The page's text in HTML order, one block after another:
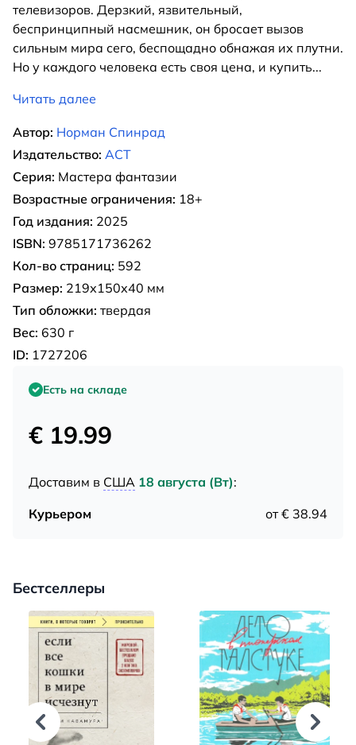
телевизоров. Дерзкий, язвительный,
беспринципный насмешник, он бросает вызов
сильным мира сего, беспощадно обнажая их плутни.
Но у каждого человека есть своя цена, и купить...
Читать далее
Автор: Норман Спинрад
Издательство: АСТ
Серия: Мастера фантазии
Возрастные ограничения: 18+
Год издания: 2025
ISBN: 9785171736262
Кол-во страниц: 592
Размер: 219х150х40 мм
Тип обложки: твердая
Вес: 630 г
ID: 1727206
Есть на складе
€ 19.99
Доставим в США 18 августа (Вт):
Курьером
от € 38.94
Бестселлеры